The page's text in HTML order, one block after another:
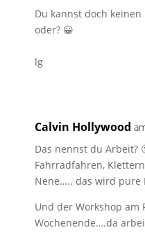
Du kannst doch
oder? 😀
lg
Calvin Hollywood
Das nennst du Arbeit?
Fahrradfahren,
Nene….. das wird pure
Und der Workshop am
Wochenende….da